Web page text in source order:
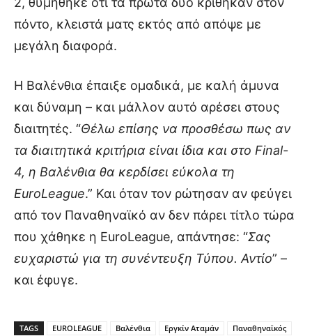
πόντο, κλειστά ματς εκτός από απόψε με
μεγάλη διαφορά.
Η Βαλένθια έπαιξε ομαδικά, με καλή άμυνα
και δύναμη – και μάλλον αυτό αρέσει στους
διαιτητές. “Θέλω επίσης να προσθέσω πως αν
τα διαιτητικά κριτήρια είναι ίδια και στο Final-
4, η Βαλένθια θα κερδίσει εύκολα τη
EuroLeague.” Και όταν τον ρώτησαν αν φεύγει
από τον Παναθηναϊκό αν δεν πάρει τίτλο τώρα
που χάθηκε η EuroLeague, απάντησε: “Σας
ευχαριστώ για τη συνέντευξη Τύπου. Αντίο” –
και έφυγε.
TAGS EUROLEAGUE Βαλένθια Εργκίν Αταμάν Παναθηναϊκός